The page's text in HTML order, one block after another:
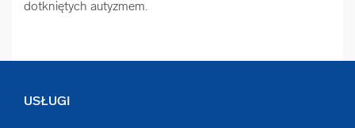
dotkniętych autyzmem.
USŁUGI